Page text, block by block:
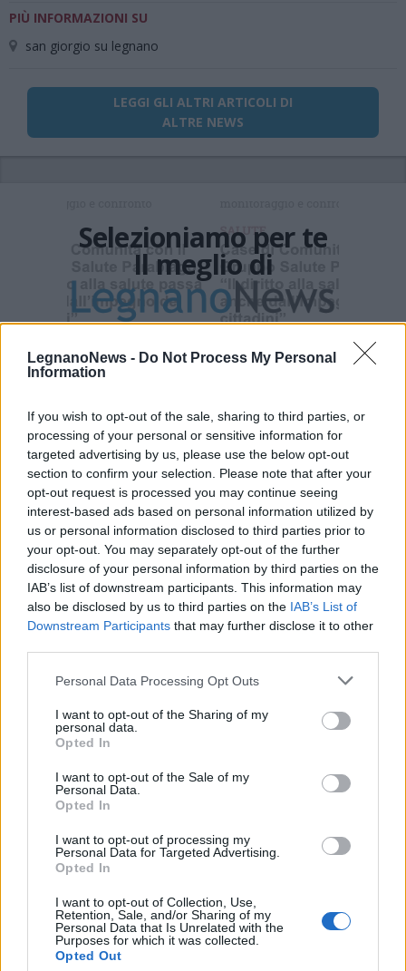
LegnanoNews - Do Not Process My Personal
Information
If you wish to opt-out of the sale, sharing to third parties, or
processing of your personal or sensitive information for
targeted advertising by us, please use the below opt-out
section to confirm your selection. Please note that after your
opt-out request is processed you may continue seeing
interest-based ads based on personal information utilized by
us or personal information disclosed to third parties prior to
your opt-out. You may separately opt-out of the further
disclosure of your personal information by third parties on the
IAB’s list of downstream participants. This information may
also be disclosed by us to third parties on the IAB’s List of
Downstream Participants that may further disclose it to other
Personal Data Processing Opt Outs
I want to opt-out of the Sharing of my
personal data.
Opted In
I want to opt-out of the Sale of my
Personal Data.
Opted In
I want to opt-out of processing my
Personal Data for Targeted Advertising.
Opted In
I want to opt-out of Collection, Use,
Retention, Sale, and/or Sharing of my
Personal Data that Is Unrelated with the
Purposes for which it was collected.
Opted Out
PIÙ INFORMAZIONI SU
san giorgio su legnano
LEGGI GLI ALTRI ARTICOLI DI
ALTRE NEWS
Selezioniamo per te
Il meglio di
Iscriviti alla
Commenti
Accedioregistratiper commentare questo
articolo.
L'email è richiesta ma non verrà mostrata ai visitatori. Il contenuto di questo
commento esprime il pensiero dell'autore e non rappresenta la linea editoriale
di VareseNews.it, che rimane autonoma e indipendente. I messaggi inclusi nei
commenti non sono testi giornalistici, ma post inviati dai singoli lettori che
possono essere automaticamente pubblicati senza filtro preventivo. I commenti
che includano uno o più link a siti esterni verranno rimossi in automatico dal
ALTRE NOTIZIE DI SAN GIORGIO SU
LEGNANO